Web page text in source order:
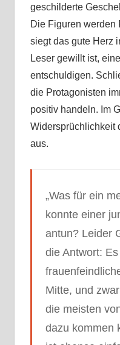
geschilderte
Die Figuren werden
siegt das gute Herz
Leser gewillt ist,
entschuldigen.
die Protagonisten
positiv handeln. Im
Widersprüchlichkeit
aus.
„Was für ein
konnte einer
antun? Leider
die Antwort:
Mitte, und
die meisten
dazu kommen